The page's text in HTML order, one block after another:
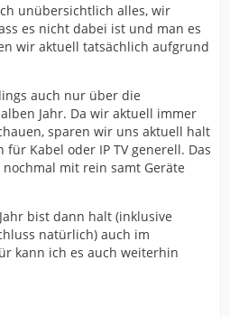
unübersichtlich alles, wir
es nicht dabei ist und man es
wir aktuell tatsächlich aufgrund
auch nur über die
Jahr. Da wir aktuell immer
sparen wir uns aktuell halt
Kabel oder IP TV generell. Das
mit rein samt Geräte
bist dann halt (inklusive
natürlich) auch im
kann ich es auch weiterhin